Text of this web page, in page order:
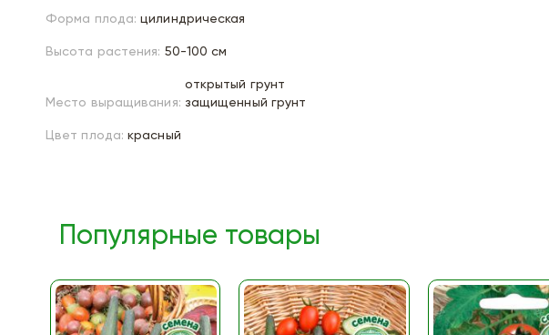
Форма плода: цилиндрическая
Высота растения: 50-100 см
Место выращивания:
открытый грунт
защищенный грунт
Цвет плода: красный
Популярные товары